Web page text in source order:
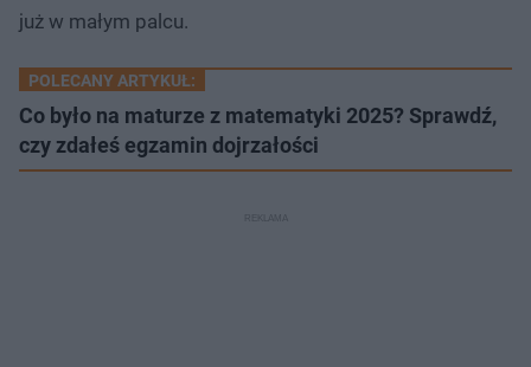
już w małym palcu.
POLECANY ARTYKUŁ:
Co było na maturze z matematyki 2025? Sprawdź,
czy zdałeś egzamin dojrzałości